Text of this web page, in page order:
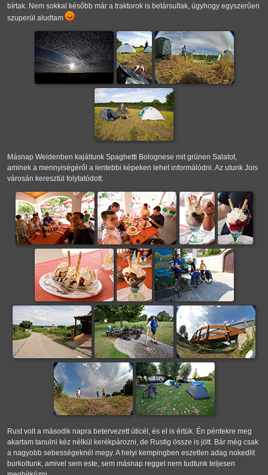
bírtak. Nem sokkal később már a traktorok is betársultak, úgyhogy egyszerűen
szuperül aludtam
Másnap Weidenben kajáltunk Spaghetti Bolognese mit grünen Salatot,
aminek a mennyiségéről a lentebbi képeken lehet informálódni. Az utunk Jois
városán keresztül folytatódott.
Rust volt a második napra betervezett úticél, és el is értük. Én péntekre meg
akartam tanulni kéz nélkül kerékpározni, de Rustig össze is jött. Bár még csak
a nagyobb sebességeknél megy. A helyi kempingben eszetlen adag nokedlit
burkoltunk, amivel sem este, sem másnap reggel nem tudtunk teljesen